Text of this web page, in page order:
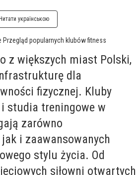
Читати українською
Przegląd popularnych klubów fitness
z większych miast Polski,
dla
fizycznej. Kluby
studia treningowe w
zarówno
i zaawansowanych
stylu życia. Od
siłowni otwartych